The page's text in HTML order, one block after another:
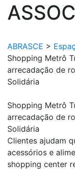
ABRASCE >
Shopping Metrô
arrecadação de
Solidária
Shopping Metrô
arrecadação de
Solidária
Clientes ajudam
acessórios e
shopping center